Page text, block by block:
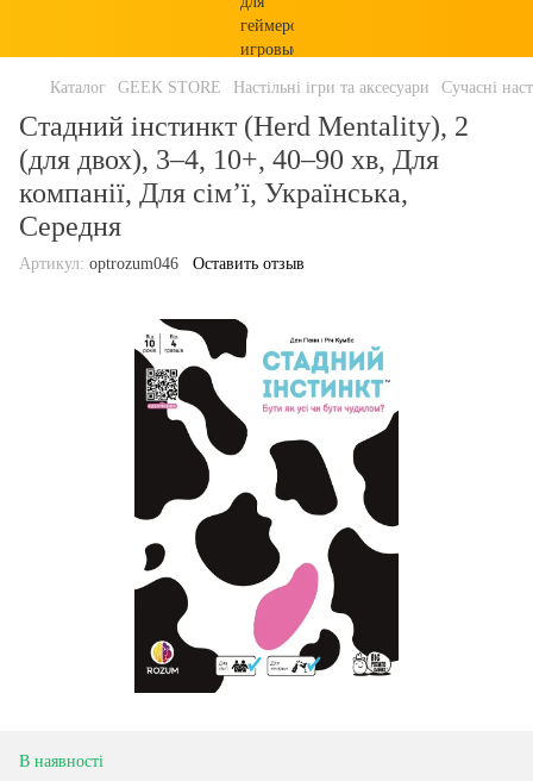
Каталог GEEK STORE Настільні ігри та аксесуари Сучасні
Стадний інстинкт (Herd Mentality), 2
(для двох), 3–4, 10+, 40–90 хв, Для
компанії, Для сім’ї, Українська,
Середня
Артикул: optrozum046 Оставить отзыв
В наявності